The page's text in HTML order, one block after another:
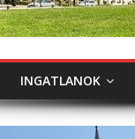
INGATLANOK